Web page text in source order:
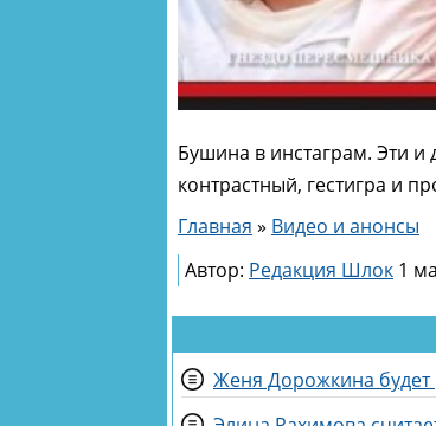
Бушина в инстаграм. Эти и
контрастный, гестигра и
Главная » Видео и анонсы
Автор: Редакция Шлок 1
Женя Дорожкина будет